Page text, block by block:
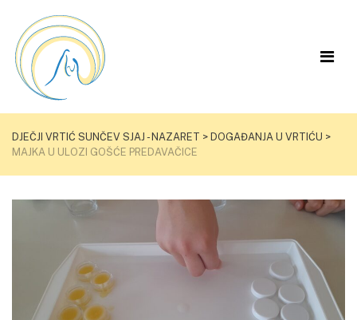
DJEČJI VRTIĆ SUNČEV SJAJ - NAZARET > DOGAĐANJA U VRTIĆU >
MAJKA U ULOZI GOŠĆE PREDAVAČICE